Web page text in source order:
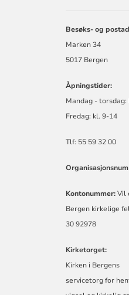
Besøks- og
Marken 34
5017 Bergen
Åpningstider:
Mandag - torsdag:
Fredag: kl.9-14
Tlf: 55 59 32 00
Kontonummer:Vil
Bergen kirkelige
30 92978
Kirketorget:
Kirken i Bergens
servicetorg for